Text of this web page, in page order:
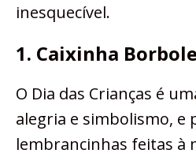
inesquecível.
1. Caixinha
O Dia das Crianças é
alegria e simbolismo, e
lembrancinhas feitas à